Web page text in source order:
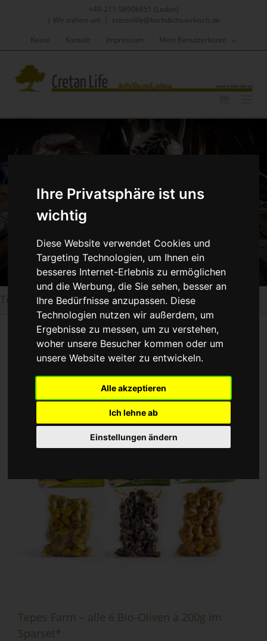
Ihre Privatsphäre ist uns
wichtig
Diese Website verwendet Cookies und
Targeting Technologien, um Ihnen ein
besseres Internet-Erlebnis zu ermöglichen
und die Werbung, die Sie sehen, besser an
Ihre Bedürfnisse anzupassen. Diese
Technologien nutzen wir außerdem, um
Ergebnisse zu messen, um zu verstehen,
woher unsere Besucher kommen oder um
unsere Website weiter zu entwickeln.
Alle akzeptieren
Ich lehne ab
Einstellungen ändern
+49-211-98906851 (Laden)
Wir ziehen um
cretanlife@kochdichtuerkisch.de
Kasse
Kontakt Impressum Mein Benutzerkonto
Tepes Farm – alle 6 Bio-Oliven a 200g im Sparset*
Tepes Farm – alle 6 Bio-Oliven a 200g im
Sparset*